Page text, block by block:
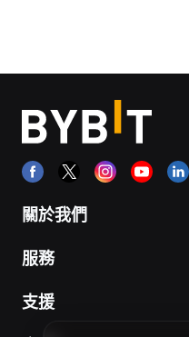
關於我們
服務
支援